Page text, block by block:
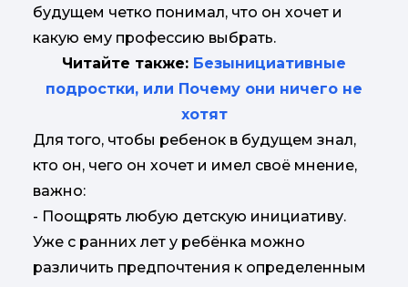
будущем четко понимал, что он хочет и
какую ему профессию выбрать.
Читайте также: Безынициативные
подростки, или Почему они ничего не
хотят
Для того, чтобы ребенок в будущем знал,
кто он, чего он хочет и имел своё мнение,
важно:
- Поощрять любую детскую инициативу.
Уже с ранних лет у ребёнка можно
различить предпочтения к определенным